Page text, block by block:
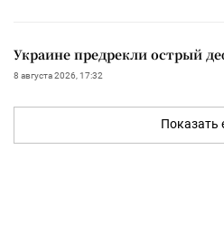
Украине предрекли острый
8 августа 2026, 17:32
Показать